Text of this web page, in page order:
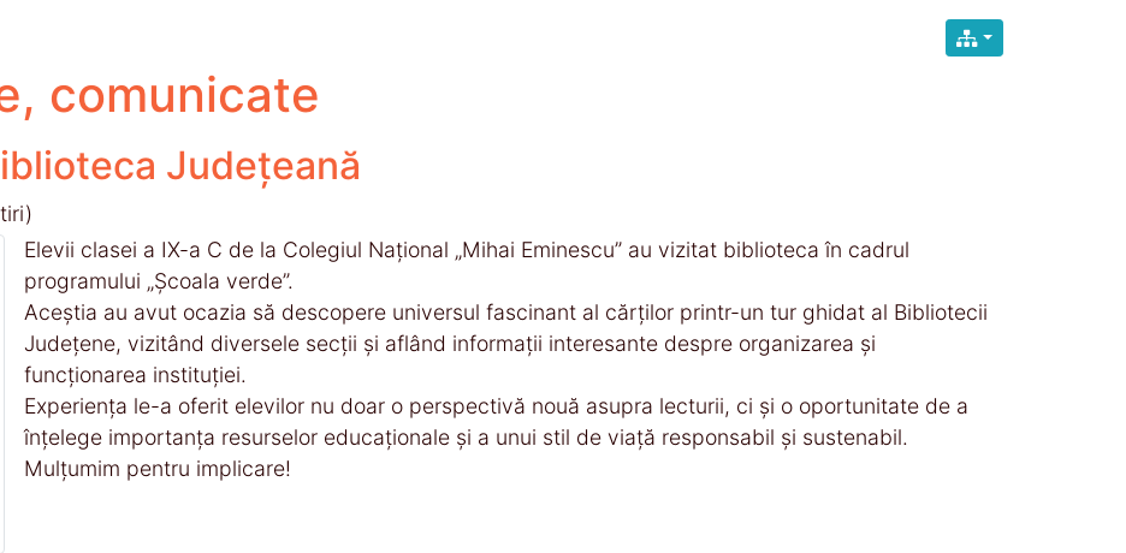
comunicate
Județeană
Elevii clasei a IX-a C de la Colegiul Național „Mihai Eminescu” au vizitat biblioteca în cadrul
programului „Școala verde”.
Aceștia au avut ocazia să descopere universul fascinant al cărților printr-un tur ghidat al Bibliotecii
Județene, vizitând diversele secții și aflând informații interesante despre organizarea și
funcționarea instituției.
Experiența le-a oferit elevilor nu doar o perspectivă nouă asupra lecturii, ci și o oportunitate de a
înțelege importanța resurselor educaționale și a unui stil de viață responsabil și sustenabil.
Mulțumim pentru implicare!